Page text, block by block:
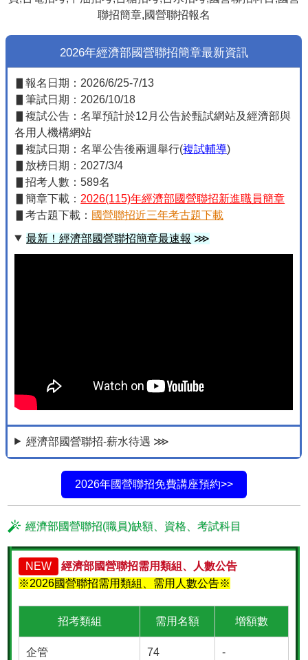
2026年經濟部國營聯招簡章最新資訊
▋報名日期：2026/6/25-7/13
▋筆試日期：2026/10/18
▋複試公告：名單預計於12月公告於甄試網站及經濟部與
各用人機構網站
▋複試日期：名單公告後兩週舉行(複試輔導)
▋放榜日期：2027/3/4
▋招考人數：589名
▋簡章下載： 2026(115)年經濟部國營聯招新進職員簡章
▋考古題下載： 國營聯招近三年考古題下載
最新！經濟部國營聯招簡章最速報 ⋙
經濟部國營聯招-薪水待遇 ⋙
2026年國營聯招免費講座預約>>
經濟部國營聯招(職員)缺額、資格、考試科目
NEW
經濟部國營聯招需用類組、人數公告
※2026國營聯招需用類組、需用人數公告※
招考類組 需用名額 增額數
企管 74 -